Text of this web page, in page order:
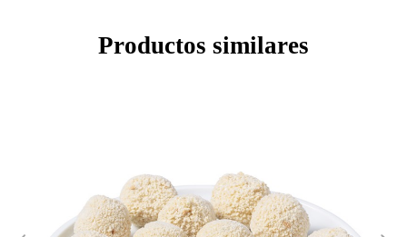
Productos similares